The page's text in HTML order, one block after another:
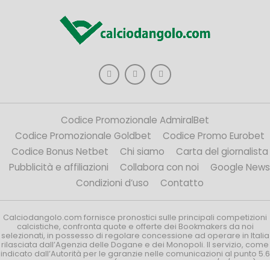
Codice Promozionale AdmiralBet
Codice Promozionale Goldbet
Codice Promo Eurobet
Codice Bonus Netbet
Chi siamo
Carta del giornalista
Pubblicità e affiliazioni
Collabora con noi
Google News
Condizioni d’uso
Contatto
Calciodangolo.com fornisce pronostici sulle principali competizioni
calcistiche, confronta quote e offerte dei Bookmakers da noi
selezionati, in possesso di regolare concessione ad operare in Italia
rilasciata dall’Agenzia delle Dogane e dei Monopoli. Il servizio, come
indicato dall’Autorità per le garanzie nelle comunicazioni al punto 5.6